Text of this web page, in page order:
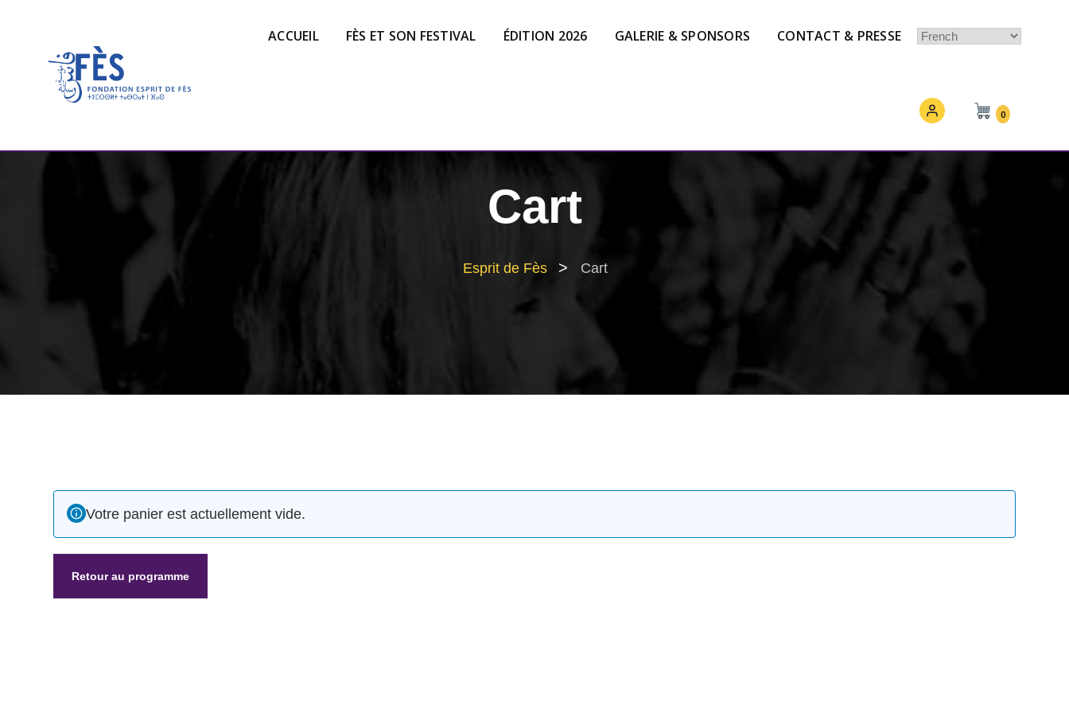
ACCUEIL FÈS ET SON FESTIVAL ÉDITION 2026 GALERIE & SPONSORS CONTACT & PRESSE
0
Cart
Esprit de Fès > Cart
Votre panier est actuellement vide.
Retour au programme